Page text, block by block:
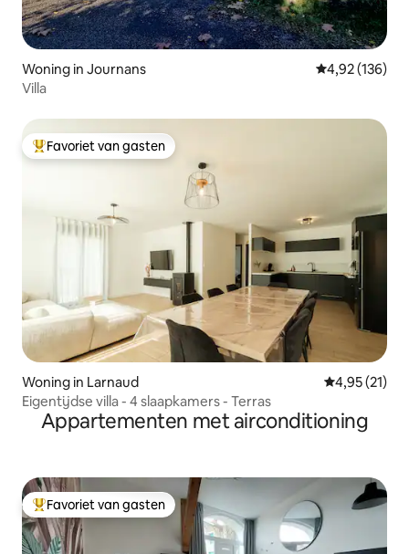
Woning in Journans Gemiddelde
4,92 (136)
Villa
Topfavoriet van gasten
Favoriet van gasten
Woning in Larnaud Gemiddelde
4,95 (21)
Eigentijdse villa - 4 slaapkamers - Terras
Appartementen met airconditioning
Topfavoriet van gasten
Favoriet van gasten